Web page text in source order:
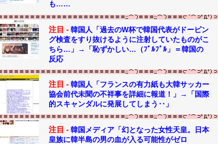
も……
注目 - 韓国人「過去のW杯で韓国代表がドーピン
グ検査をすり抜けるように注射していたものがこ
ちら…」→「恥ずかしい…（ﾌﾞﾙﾌﾞﾙ」＝韓国の
反応
注目 - 韓国人「フランスの有力紙も大韓サッカー
協会前代未聞の不祥事を詳細に報道！」→「国際
的スキャンダルに発展してしまう‥」
注目 - 韓国メディア「幻となった女性天皇。日本
皇族に韓半島の男の血が入る可能性がゼロ